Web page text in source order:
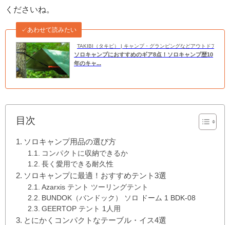
くださいね。
TAKIBI（タキビ） | キャンプ・グランピングなどアウトドアの総
✓あわせて読みたい
ソロキャンプにおすすめのギア8点！ソロキャンプ歴10
年のキャ...
目次
ソロキャンプ用品の選び方
コンパクトに収納できるか
長く愛用できる耐久性
ソロキャンプに最適！おすすめテント3選
Azarxis テント ツーリングテント
BUNDOK（バンドック） ソロ ドーム 1 BDK-08
GEERTOP テント 1人用
とにかくコンパクトなテーブル・イス4選